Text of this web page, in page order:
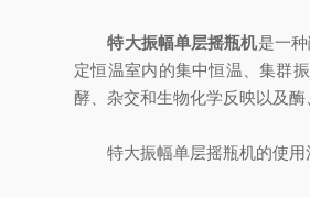
特大振幅单层摇瓶机是一
定恒温室内的集中恒温、集群
酵、杂交和生物化学反映以及
特大振幅单层摇瓶机的使用